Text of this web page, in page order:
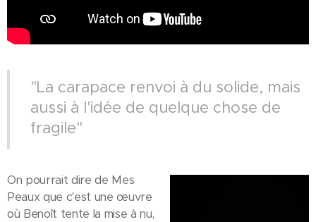
"La carapace renvoi à du solide, mais
aussi à l'idée de quelque chose de
fragile"
On pourrait dire de Mes
Peaux que c'est une œuvre
où Benoît tente la mise à nu,